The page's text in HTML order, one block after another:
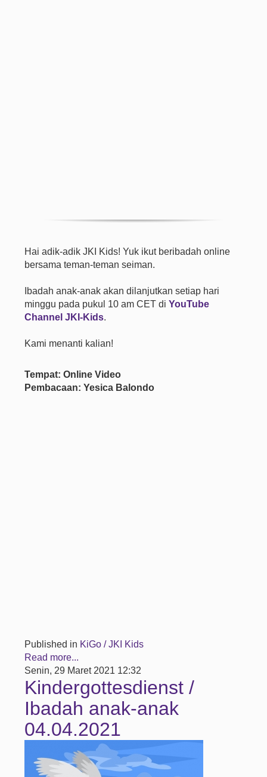
Hai adik-adik JKI Kids! Yuk ikut beribadah online
bersama teman-teman seiman.
Ibadah anak-anak akan dilanjutkan setiap hari
minggu pada pukul 10 am CET diYouTube
Channel JKI-Kids.
Kami menanti kalian!
Tempat: Online Video
Pembacaan: Yesica Balondo
Published in KiGo / JKI Kids
Read more...
Senin, 29 Maret 2021 12:32
Kindergottesdienst /
Ibadah anak-anak
04.04.2021